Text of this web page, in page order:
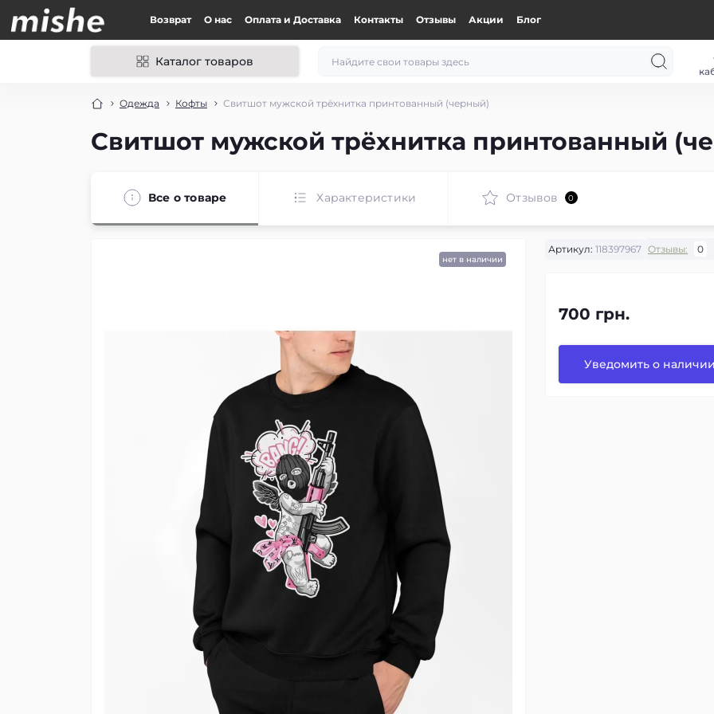
Возврат О нас Оплата и Доставка Контакты Отзывы Акции Блог
Каталог товаров
Одежда Кофты Свитшот мужской трёхнитка принтованный (черный)
Свитшот мужской трёхнитка принтованный
Все о товаре Характеристики Отзывов 0
нет в наличии
Артикул: 118397967 Отзывы: 0
700 грн.
Уведомить о